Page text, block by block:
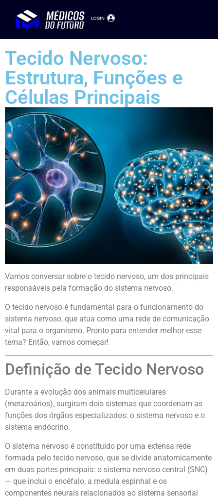
Tecido Nervoso:
Estrutura, Funções e
Células Principais
Vamos conversar sobre o tecido nervoso, um dos principais
responsáveis pela formação do sistema nervoso.
O tecido nervoso é fundamental para o funcionamento do
sistema nervoso, que atua como uma rede de comunicação
vital para o organismo. Pronto para entender melhor esse
tema? Então, vamos começar!
Definição de Tecido Nervoso
Durante a evolução dos animais multicelulares
(metazoários), surgiram dois sistemas que coordenam as
funções dos órgãos especializados: o sistema nervoso e o
sistema endócrino.
O sistema nervoso é constituído por uma extensa rede
formada pelo tecido nervoso, que se divide anatomicamente
em duas partes principais: o sistema nervoso central (SNC)
— que inclui o encéfalo, a medula espinhal e os
componentes neurais relacionados ao sistema sensorial